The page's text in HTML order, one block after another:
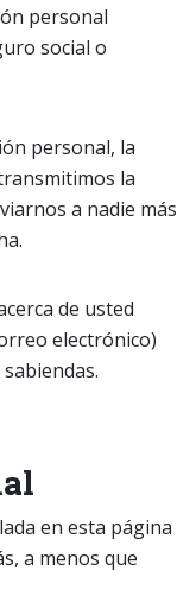
personal
social o
personal, la
la
a nadie más
de usted
electrónico)
en esta página
a menos que